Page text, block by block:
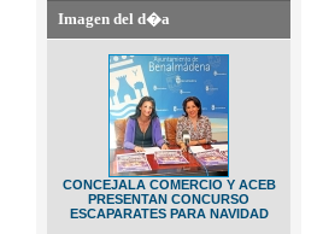
Imagen del d�a
CONCEJALA COMERCIO Y ACEB
PRESENTAN CONCURSO
ESCAPARATES PARA NAVIDAD